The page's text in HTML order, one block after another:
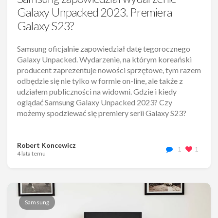
Galaxy Unpacked 2023. Premiera
Galaxy S23?
Samsung oficjalnie zapowiedział datę tegorocznego
Galaxy Unpacked. Wydarzenie, na którym koreański
producent zaprezentuje nowości sprzętowe, tym razem
odbędzie się nie tylko w formie on-line, ale także z
udziałem publiczności na widowni. Gdzie i kiedy
oglądać Samsung Galaxy Unpacked 2023? Czy
możemy spodziewać się premiery serii Galaxy S23?
Robert Koncewicz
4 lata temu
1 1
Samsung